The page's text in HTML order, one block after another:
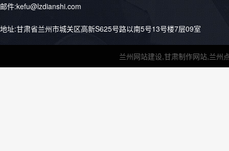
邮件:kefu@lzdianshi.com
地址:甘肃省兰州市城关区高新S625号路以南5号13号楼7层09室
兰州网站建设,甘肃制作网站,